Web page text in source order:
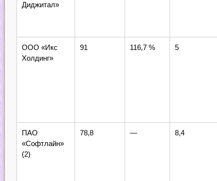
Диджитал»
ООО «Икс
Холдинг»
91 116,7 % 5
ПАО
«Софтлайн»
(2)
78,8 — 8,4